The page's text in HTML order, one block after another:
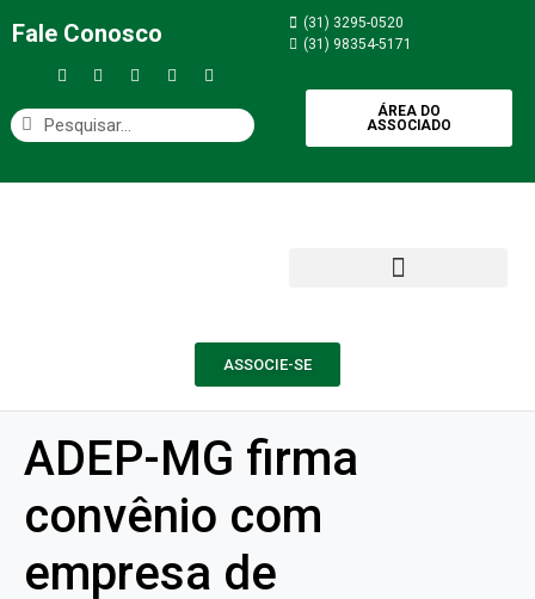
Fale Conosco
(31) 3295-0520
(31) 98354-5171
ÁREA DO
ASSOCIADO
ASSOCIE-SE
ADEP-MG firma
convênio com
empresa de